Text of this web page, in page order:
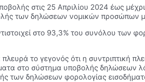
στις 25 Απριλίου 2024 έως
των δηλώσεων νομικών προσώπων
στο 93,3% του συνόλου των
το γεγονός ότι η συντριπτική
στο σύστημα υποβολής δηλώσεων
των δηλώσεων φορολογίας